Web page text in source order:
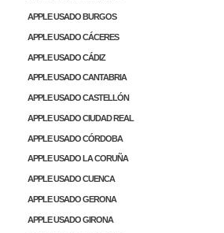
APPLE USADO BURGOS
APPLE USADO CÁCERES
APPLE USADO CÁDIZ
APPLE USADO CANTABRIA
APPLE USADO CASTELLÓN
APPLE USADO CIUDAD REAL
APPLE USADO CÓRDOBA
APPLE USADO LA CORUÑA
APPLE USADO CUENCA
APPLE USADO GERONA
APPLE USADO GIRONA